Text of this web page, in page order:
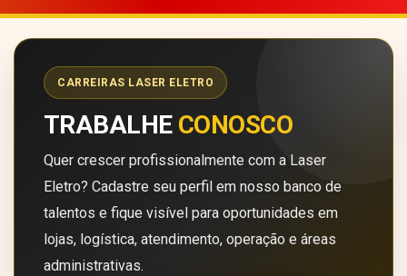
CARREIRAS LASER ELETRO
TRABALHE CONOSCO
Quer crescer profissionalmente com a Laser
Eletro? Cadastre seu perfil em nosso banco de
talentos e fique visível para oportunidades em
lojas, logística, atendimento, operação e áreas
administrativas.